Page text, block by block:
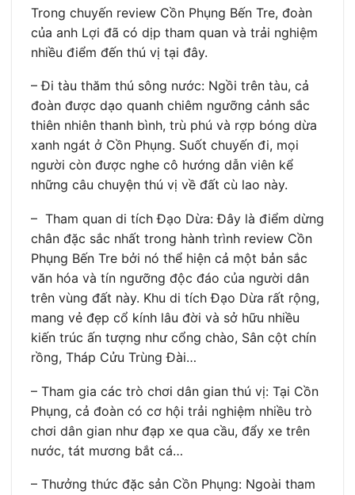
Trong chuyến review Cồn Phụng Bến Tre, đoàn
của anh Lợi đã có dịp tham quan và trải nghiệm
nhiều điểm đến thú vị tại đây.
– Đi tàu thăm thú sông nước: Ngồi trên tàu, cả
đoàn được dạo quanh chiêm ngưỡng cảnh sắc
thiên nhiên thanh bình, trù phú và rợp bóng dừa
xanh ngát ở Cồn Phụng. Suốt chuyến đi, mọi
người còn được nghe cô hướng dẫn viên kể
những câu chuyện thú vị về đất cù lao này.
– Tham quan di tích Đạo Dừa: Đây là điểm dừng
chân đặc sắc nhất trong hành trình review Cồn
Phụng Bến Tre bởi nó thể hiện cả một bản sắc
văn hóa và tín ngưỡng độc đáo của người dân
trên vùng đất này. Khu di tích Đạo Dừa rất rộng,
mang vẻ đẹp cổ kính lâu đời và sở hữu nhiều
kiến trúc ấn tượng như cổng chào, Sân cột chín
rồng, Tháp Cửu Trùng Đài…
– Tham gia các trò chơi dân gian thú vị: Tại Cồn
Phụng, cả đoàn có cơ hội trải nghiệm nhiều trò
chơi dân gian như đạp xe qua cầu, đẩy xe trên
nước, tát mương bắt cá…
– Thưởng thức đặc sản Cồn Phụng: Ngoài tham